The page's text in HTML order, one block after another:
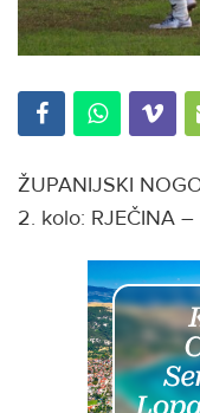
ŽUPANIJSKI
2. kolo: RJEČINA –